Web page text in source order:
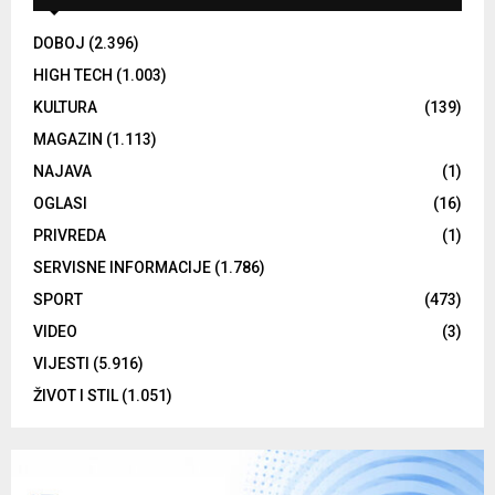
DOBOJ (2.396)
HIGH TECH (1.003)
KULTURA
(139)
MAGAZIN (1.113)
NAJAVA
(1)
OGLASI
(16)
PRIVREDA
(1)
SERVISNE INFORMACIJE (1.786)
SPORT
(473)
VIDEO
(3)
VIJESTI (5.916)
ŽIVOT I STIL(1.051)